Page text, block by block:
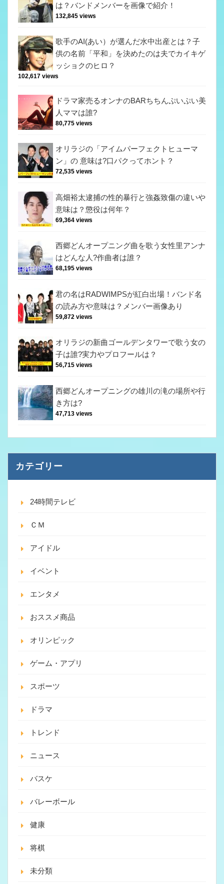
は？バンドメンバーを画像で紹介！
132,845 views
歌手のAI(あい）が選んだ水中出産とは？子
供の名前「平和」を決めたのは夫でカイキゲ
ッショクのヒロ？
102,617 views
ドラマ家売るオンナのBARちちんぷいぷい美
人ママは誰?
80,775 views
オリラジの「アイムパーフェクトヒューマ
ン」の 意味は?口パクってホント？
72,535 views
高畑裕太逮捕の性的暴行と強姦致傷の違いや
意味は？懲役は何年？
69,364 views
西郷どんオープニング曲を歌う女性里アンナ
はどんな人?作曲者は誰？
68,195 views
君の名はRADWIMPSが紅白出場！バンド名
の読み方や意味は？メンバー画像あり
59,872 views
オリラジの新曲ゴールデンタワーで歌う女の
子は誰?実力やプロフールは？
56,715 views
西郷どんオープニングの雄川の滝の場所や行
き方は?
47,713 views
カテゴリー
24時間テレビ
ＣＭ
アイドル
イベント
エンタメ
おススメ商品
オリンピック
ゲーム・アプリ
スポーツ
ドラマ
トレンド
ニュース
バスケ
バレーボール
健康
将棋
未分類